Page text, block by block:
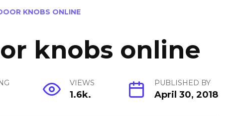
KNOBS ONLINE
knobs online
VIEWS
1.6k.
PUBLISHED BY
April 30, 2018